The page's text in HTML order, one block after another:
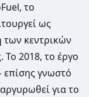
το
ως
των κεντρικών
Το 2018, το έργο
επίσης γνωστό
για το